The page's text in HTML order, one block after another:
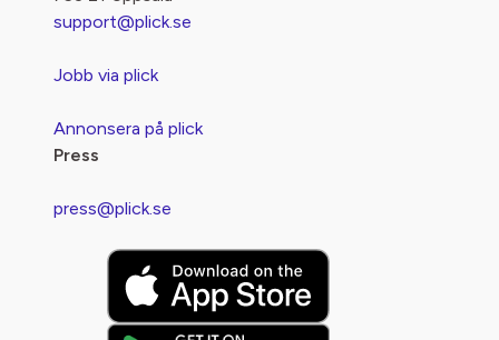
support@plick.se
Jobb via plick
Annonsera på plick
Press
press@plick.se